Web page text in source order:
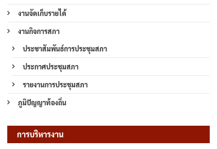
งานจัดเก็บรายได้
งานกิจการสภา
ประชาสัมพันธ์การประชุมสภา
ประกาศประชุมสภา
รายงานการประชุมสภา
ภูมิปัญญาท้องถิ่น
การบริหารงาน